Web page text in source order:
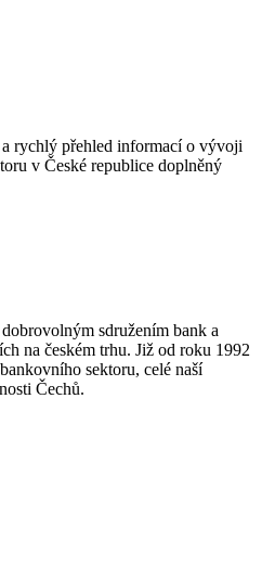
rychlý přehled informací o vývoji
v České republice doplněný
sdružením bank a
na českém trhu. Již od roku 1992
sektoru, celé naší
Čechů.